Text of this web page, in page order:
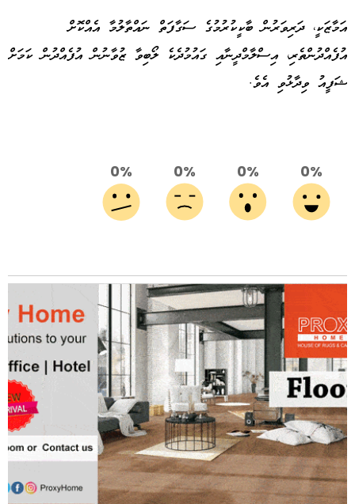
އަމާޒަކީ، ދަރިވަރުން ބާކީކުރުމުގެ ސަގާފަތް ނައްތާލުމާ އެއްކޮށް
އުފެއްދުންތެރި، އިސްލާމްދީނާއި ގައުމުދެކެ ލޯބިވާ ޒުވާނުން އުފެއްދުން ކަމަށް
ޝަފީއު ވިދާޅުވި އެވެ.
0%
0%
0%
0%